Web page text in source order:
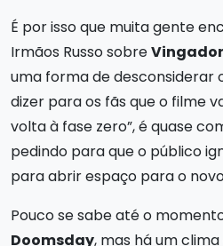
É por isso que muita gente
Irmãos Russo sobre
uma forma de desconsiderar
dizer para os fãs que o filme
volta à fase zero”, é quase
pedindo para que o público
para abrir espaço para o
Pouco se sabe até o
Doomsday, mas há um